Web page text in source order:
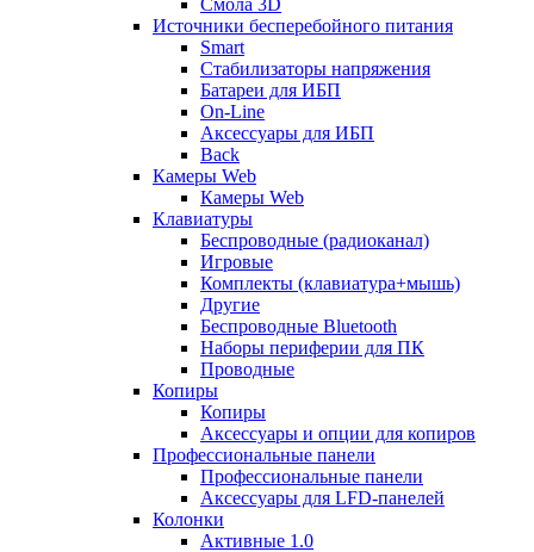
Смола 3D
Источники бесперебойного питания
Smart
Стабилизаторы напряжения
Батареи для ИБП
On-Line
Аксессуары для ИБП
Back
Камеры Web
Камеры Web
Клавиатуры
Беспроводные (радиоканал)
Игровые
Комплекты (клавиатура+мышь)
Другие
Беспроводные Bluetooth
Наборы периферии для ПК
Проводные
Копиры
Копиры
Аксессуары и опции для копиров
Профессиональные панели
Профессиональные панели
Аксессуары для LFD-панелей
Колонки
Активные 1.0